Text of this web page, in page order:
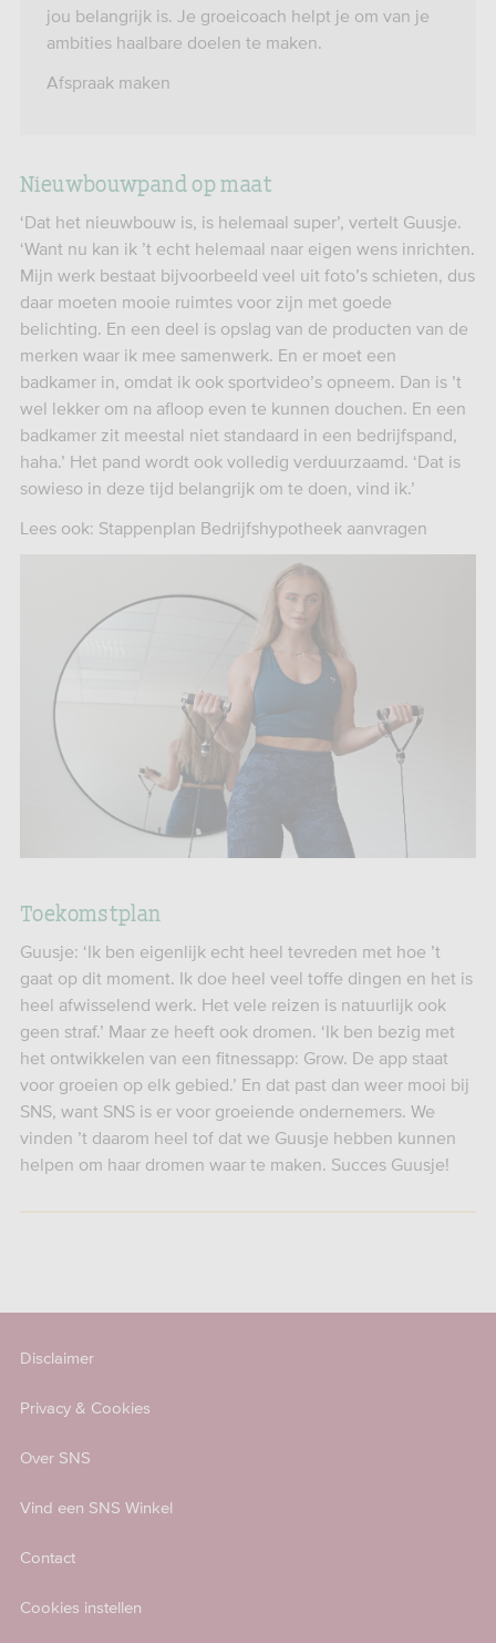
jou belangrijk is. Je groeicoach helpt je om van je
ambities haalbare doelen te maken.
Afspraak maken
Nieuwbouwpand op maat
‘Dat het nieuwbouw is, is helemaal super’, vertelt Guusje.
‘Want nu kan ik ’t echt helemaal naar eigen wens inrichten.
Mijn werk bestaat bijvoorbeeld veel uit foto’s schieten, dus
daar moeten mooie ruimtes voor zijn met goede
belichting. En een deel is opslag van de producten van de
merken waar ik mee samenwerk. En er moet een
badkamer in, omdat ik ook sportvideo’s opneem. Dan is ’t
wel lekker om na afloop even te kunnen douchen. En een
badkamer zit meestal niet standaard in een bedrijfspand,
haha.’ Het pand wordt ook volledig verduurzaamd. ‘Dat is
sowieso in deze tijd belangrijk om te doen, vind ik.’
Lees ook: Stappenplan Bedrijfshypotheek aanvragen
Toekomstplan
Guusje: ‘Ik ben eigenlijk echt heel tevreden met hoe ’t
gaat op dit moment. Ik doe heel veel toffe dingen en het is
heel afwisselend werk. Het vele reizen is natuurlijk ook
geen straf.’ Maar ze heeft ook dromen. ‘Ik ben bezig met
het ontwikkelen van een fitnessapp: Grow. De app staat
voor groeien op elk gebied.’ En dat past dan weer mooi bij
SNS, want SNS is er voor groeiende ondernemers. We
vinden ’t daarom heel tof dat we Guusje hebben kunnen
helpen om haar dromen waar te maken. Succes Guusje!
Disclaimer
Privacy & Cookies
Over SNS
Vind een SNS Winkel
Contact
Cookies instellen